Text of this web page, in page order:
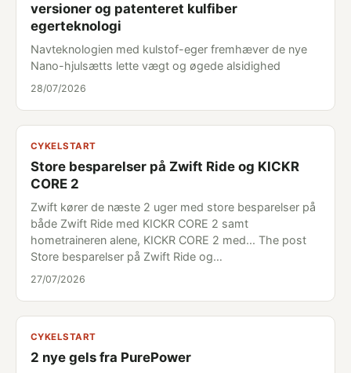
versioner og patenteret kulfiber
egerteknologi
Navteknologien med kulstof-eger fremhæver de nye
Nano-hjulsætts lette vægt og øgede alsidighed
28/07/2026
CYKELSTART
Store besparelser på Zwift Ride og KICKR
CORE 2
Zwift kører de næste 2 uger med store besparelser på
både Zwift Ride med KICKR CORE 2 samt
hometraineren alene, KICKR CORE 2 med... The post
Store besparelser på Zwift Ride og…
27/07/2026
CYKELSTART
2 nye gels fra PurePower